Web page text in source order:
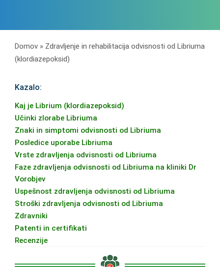
Domov » Zdravljenje in rehabilitacija odvisnosti od Libriuma
(klordiazepoksid)
Kazalo:
Kaj je Librium (klordiazepoksid)
Učinki zlorabe Libriuma
Znaki in simptomi odvisnosti od Libriuma
Posledice uporabe Libriuma
Vrste zdravljenja odvisnosti od Libriuma
Faze zdravljenja odvisnosti od Libriuma na kliniki Dr
Vorobjev
Uspešnost zdravljenja odvisnosti od Libriuma
Stroški zdravljenja odvisnosti od Libriuma
Zdravniki
Patenti in certifikati
Recenzije